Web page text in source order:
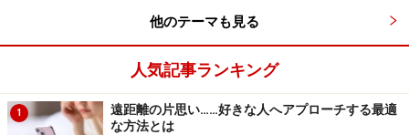
次のページではフィッシャー博士へのインタビューをご
次のページへ
他のテーマも見る
人気記事ランキング
1
遠距離の片思い……好きな人へアプローチする最適
な方法とは